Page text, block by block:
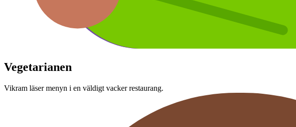
Vegetarianen
Vikram läser menyn i en väldigt vacker restaurang.